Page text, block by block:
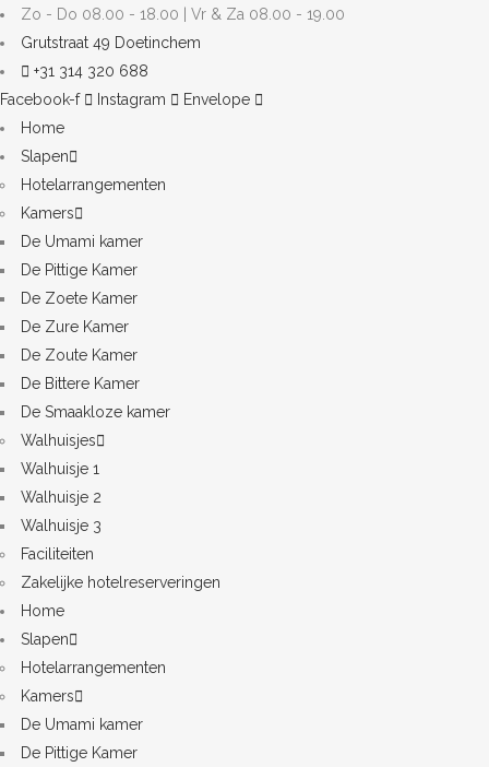
Zo - Do 08.00 - 18.00 | Vr & Za 08.00 - 19.00
Grutstraat 49 Doetinchem
+31 314 320 688
Facebook-f
Instagram
Envelope
Home
Slapen
Hotelarrangementen
Kamers
De Umami kamer
De Pittige Kamer
De Zoete Kamer
De Zure Kamer
De Zoute Kamer
De Bittere Kamer
De Smaakloze kamer
Walhuisjes
Walhuisje 1
Walhuisje 2
Walhuisje 3
Faciliteiten
Zakelijke hotelreserveringen
Home
Slapen
Hotelarrangementen
Kamers
De Umami kamer
De Pittige Kamer